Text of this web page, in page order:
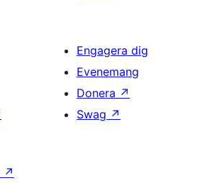
Engagera dig
Evenemang
Donera ↗
Swag ↗
↗